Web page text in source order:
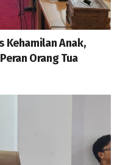
Kehamilan Anak,
Orang Tua